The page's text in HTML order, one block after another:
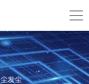
发尘